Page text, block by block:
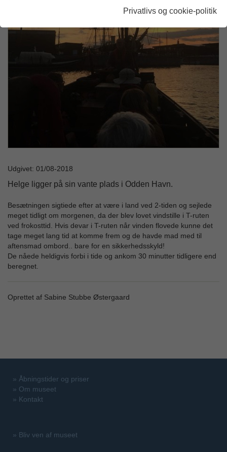
Privatlivs og cookie-politik
Udgivet: 01/08-2018
Helge ligger på sin vante plads i Odden Havn.
Besætningen sigtiede efter at være i land ved 2-tiden og sejlede
meget tidligt om morgenen, da der blev lovet vindstille i T-ruten
ved frokosttid. Hvis devar i T-ruten når vinden flovede kunne det
tage meget lang tid at komme frem og de havde mad med til
aftensmad ombord.. bare for en sikkerhedsskyld!
De nåede heldigvis forbi i tide og ankom 30 minutter tidligere end
beregnet.
Oprettet af Sabine Stubbe Østergaard
» Åbningstider og priser
» Om museet
» Kontakt
» Bliv ven af museet